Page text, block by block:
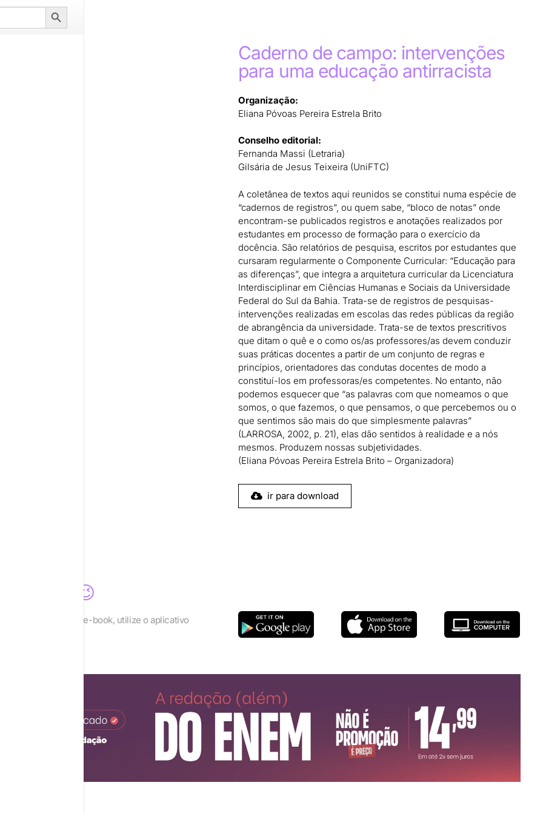
Search
Button
Caderno de campo: intervenções
para uma educação antirracista
Organização:
Eliana Póvoas Pereira Estrela Brito
Conselho editorial:
Fernanda Massi (Letraria)
Gilsária de Jesus Teixeira (UniFTC)
A coletânea de textos aqui reunidos se constitui numa espécie de
“cadernos de registros”, ou quem sabe, “bloco de notas” onde
encontram-se publicados registros e anotações realizados por
estudantes em processo de formação para o exercício da
docência. São relatórios de pesquisa, escritos por estudantes que
cursaram regularmente o Componente Curricular: “Educação para
as diferenças”, que integra a arquitetura curricular da Licenciatura
Interdisciplinar em Ciências Humanas e Sociais da Universidade
Federal do Sul da Bahia. Trata-se de registros de pesquisas-
intervenções realizadas em escolas das redes públicas da região
de abrangência da universidade. Trata-se de textos prescritivos
que ditam o quê e o como os/as professores/as devem conduzir
suas práticas docentes a partir de um conjunto de regras e
princípios, orientadores das condutas docentes de modo a
constituí-los em professoras/es competentes. No entanto, não
podemos esquecer que “as palavras com que nomeamos o que
somos, o que fazemos, o que pensamos, o que percebemos ou o
que sentimos são mais do que simplesmente palavras”
(LARROSA, 2002, p. 21), elas dão sentidos à realidade e a nós
mesmos. Produzem nossas subjetividades.
(Eliana Póvoas Pereira Estrela Brito – Organizadora)
ir para download
para você 😉
os recursos do e-book, utilize o aplicativo